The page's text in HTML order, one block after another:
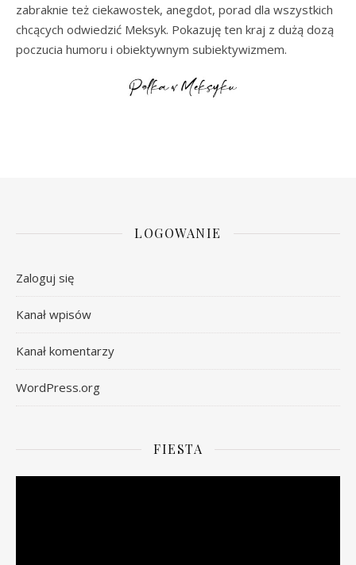
zabraknie też ciekawostek, anegdot, porad dla wszystkich
chcących odwiedzić Meksyk. Pokazuję ten kraj z dużą dozą
poczucia humoru i obiektywnym subiektywizmem.
LOGOWANIE
Zaloguj się
Kanał wpisów
Kanał komentarzy
WordPress.org
FIESTA
Odtwarzacz